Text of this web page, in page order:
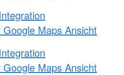
Google Maps Ansicht
Google Maps Ansicht